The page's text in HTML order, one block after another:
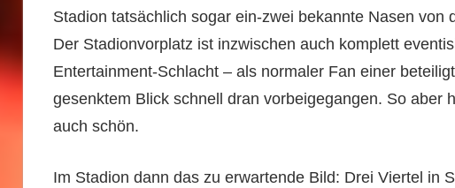
Stadion tatsächlich sogar ein-zwei bekannte Nasen von
Der Stadionvorplatz ist inzwischen auch komplett
Entertainment-Schlacht – als normaler Fan einer
gesenktem Blick schnell dran vorbeigegangen. So aber
auch schön.
Im Stadion dann das zu erwartende Bild: Drei Viertel in